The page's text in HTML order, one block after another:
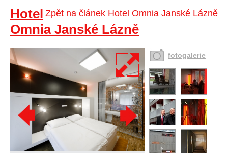
Zpět na článek Hotel Omnia Janské Lázně
Hotel
Omnia Janské Lázně
fotogalerie